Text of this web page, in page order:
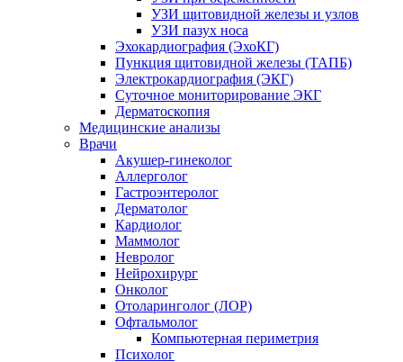
УЗИ щитовидной железы и узлов
УЗИ пазух носа
Эхокардиография (ЭхоКГ)
Пункция щитовидной железы (ТАПБ)
Электрокардиография (ЭКГ)
Суточное мониторирование ЭКГ
Дерматоскопия
Медицинские анализы
Врачи
Акушер-гинеколог
Аллерголог
Гастроэнтеролог
Дерматолог
Кардиолог
Маммолог
Невролог
Нейрохирург
Онколог
Отоларинголог (ЛОР)
Офтальмолог
Компьютерная периметрия
Психолог